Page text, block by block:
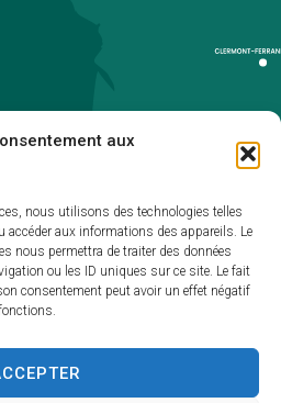
aux
nous utilisons des technologies telles
accéder aux informations des appareils. Le
nous permettra de traiter des données
ou les ID uniques sur ce site. Le fait
consentement peut avoir un effet négatif